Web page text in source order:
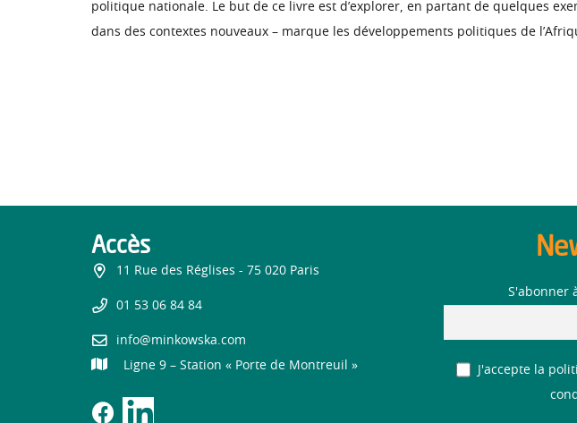
politique nationale. Le but de ce livre est d’explorer, en partant de quelques
dans des contextes nouveaux – marque les développements politiques de
Accès
11 Rue des Réglises - 75 020 Paris
01 53 06 84 84
info@minkowska.com
Ligne 9 – Station « Porte de Montreuil »
S'abonner
J'accepte la